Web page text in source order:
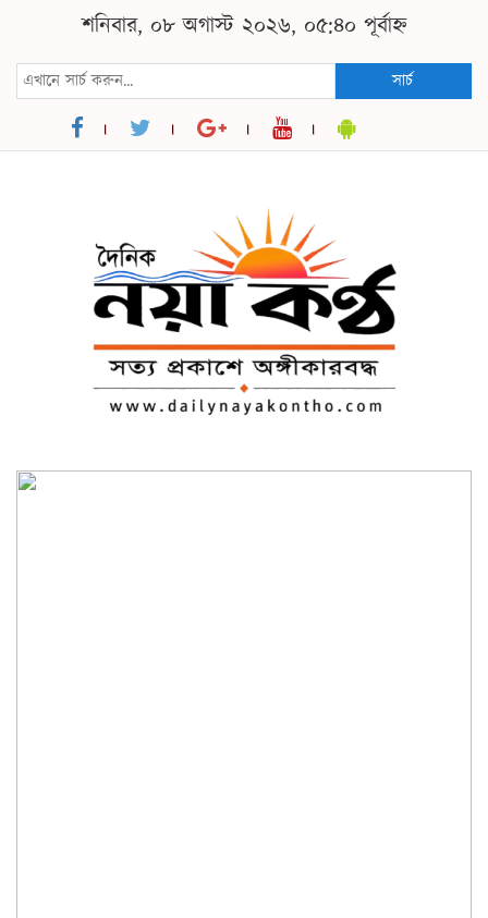
শনিবার, ০৮ অগাস্ট ২০২৬, ০৫:৪০ পূর্বাহ্ন
সার্চ